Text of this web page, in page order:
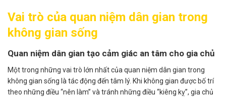
Vai trò của quan niệm dân gian trong
không gian sống
Quan niệm dân gian tạo cảm giác an tâm cho gia chủ
Một trong những vai trò lớn nhất của quan niệm dân gian trong
không gian sống là tác động đến tâm lý. Khi không gian được bố trí
theo những điều “nên làm” và tránh những điều “kiêng kỵ”, gia chủ